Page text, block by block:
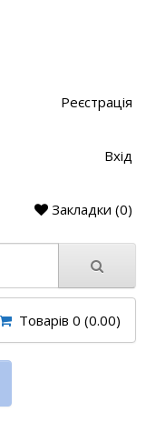
Реєстрація
Вхід
Закладки (0)
Товарів 0 (0.00)